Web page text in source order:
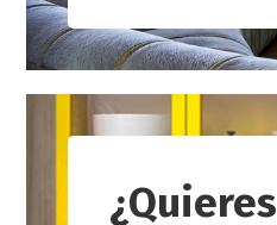
¿Quieres